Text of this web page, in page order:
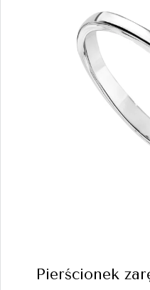
Pierścionek